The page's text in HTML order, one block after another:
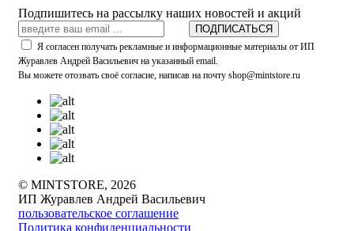
Подпишитесь на рассылку наших новостей и акций
ПОДПИСАТЬСЯ
Я согласен получать рекламные и информационные материалы от ИП
Журавлев Андрей Васильевич на указанный email.
Вы можете отозвать своё согласие, написав на почту shop@mintstore.ru
© MINTSTORE, 2026
ИП Журавлев Андрей Васильевич
пользовательское соглашение
Политика конфиденциальности